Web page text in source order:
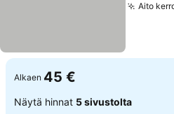
Aito
Alkaen 45 €
Näytä hinnat 5 sivustolta